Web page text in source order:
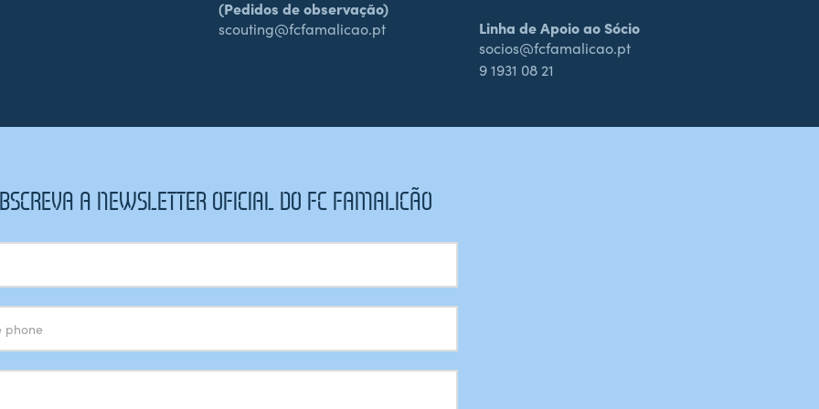
(Pedidos de observação)
scouting@fcfamalicao.pt
Linha de Apoio ao Sócio
socios@fcfamalicao.pt
9 1931 08 21
A NEWSLETTER OFICIAL DO FC FAMALICÃO